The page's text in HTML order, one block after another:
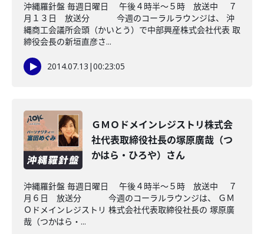
沖縄羅針盤 毎週日曜日 午後４時半～５時 放送中 ７
月１３日 放送分 今週のコーラルラウンジは、 沖
縄商工会議所会頭（かいとう）で中部興産株式会社代表 取
締役会長の新垣直彦さ...
2014.07.13 |00:23:05
ＧＭＯドメインレジストリ株式会
社代表取締役社長の塚原廣哉（つ
かはら・ひろや）さん
沖縄羅針盤 毎週日曜日 午後４時半～５時 放送中 ７
月６日 放送分 今週のコーラルラウンジは、 ＧＭ
Ｏドメインレジストリ 株式会社代表取締役社長の 塚原廣
哉（つかはら・...